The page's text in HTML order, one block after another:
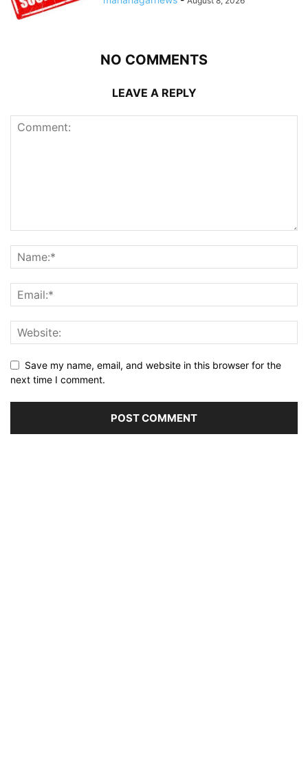
NO COMMENTS
LEAVE A REPLY
Save my name, email, and website in this browser for the
next time I comment.